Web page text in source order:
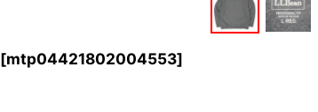
[mtp04421802004553]